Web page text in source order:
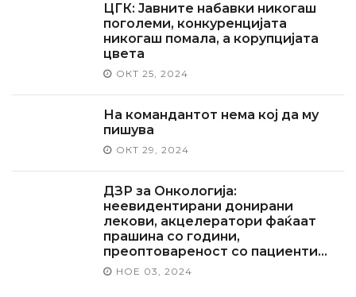
ЦГК: Јавните набавки никогаш
поголеми, конкуренцијата
никогаш помала, а корупцијата
цвета
ОКТ 25, 2024
На командантот нема кој да му
пишува
ОКТ 29, 2024
ДЗР за Онкологија:
неевидентирани донирани
лекови, акцелератори фаќаат
прашина со години,
преоптовареност со пациенти…
НОЕ 03, 2024